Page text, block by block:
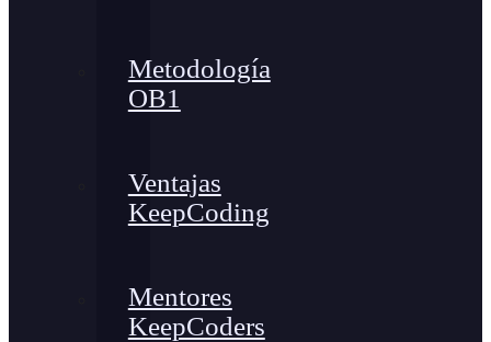
Metodología
OB1
Ventajas
KeepCoding
Mentores
KeepCoders